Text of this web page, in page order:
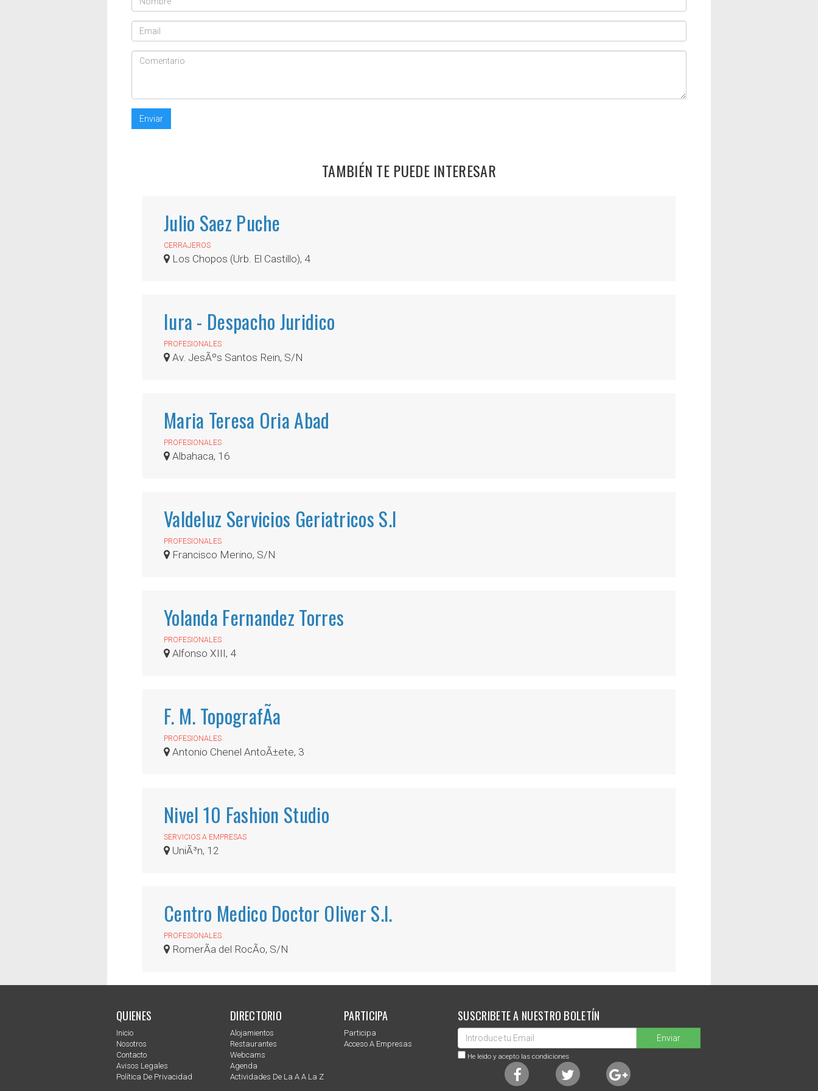
Enviar
TAMBIÉN TE PUEDE INTERESAR
Julio Saez Puche
CERRAJEROS
Los Chopos (Urb. El Castillo), 4
Iura - Despacho Juridico
PROFESIONALES
Av. JesÃºs Santos Rein, S/N
Maria Teresa Oria Abad
PROFESIONALES
Albahaca, 16
Valdeluz Servicios Geriatricos S.l
PROFESIONALES
Francisco Merino, S/N
Yolanda Fernandez Torres
PROFESIONALES
Alfonso XIII, 4
F. M. TopografÃ­a
PROFESIONALES
Antonio Chenel AntoÃ±ete, 3
Nivel 10 Fashion Studio
SERVICIOS A EMPRESAS
UniÃ³n, 12
Centro Medico Doctor Oliver S.l.
PROFESIONALES
RomerÃ­a del RocÃ­o, S/N
QUIENES
Inicio
Nosotros
Contacto
Avisos Legales
Política De Privacidad
DIRECTORIO
Alojamientos
Restaurantes
Webcams
Agenda
Actividades De La A A La Z
PARTICIPA
Participa
Acceso A Empresas
SUSCRIBETE A NUESTRO BOLETÍN
Enviar
He leido y acepto las condiciones